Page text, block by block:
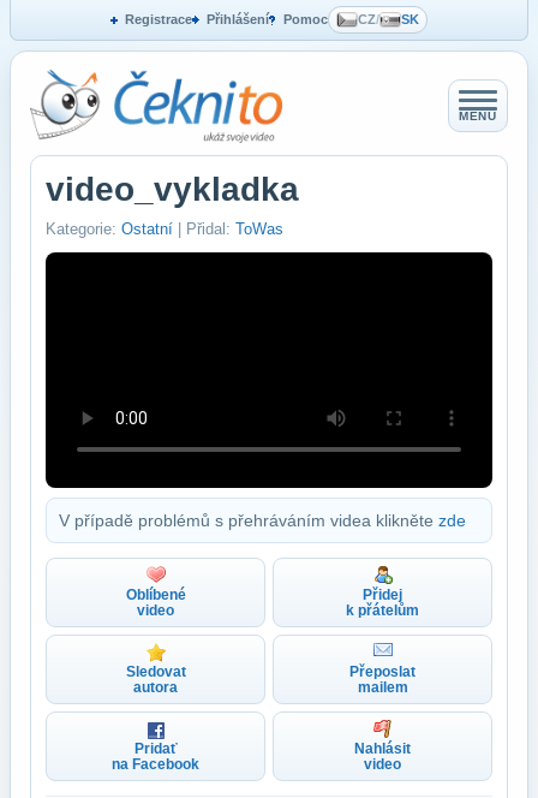
Registrace Přihlášení Pomoc CZ/ SK
MENU
video_vykladka
Kategorie: Ostatní | Přidal: ToWas
V případě problémů s přehráváním videa klikněte zde
Oblíbené
video
Přidej
k přátelům
Sledovat
autora
Přeposlat
mailem
Pridať
na Facebook
Nahlásit
video